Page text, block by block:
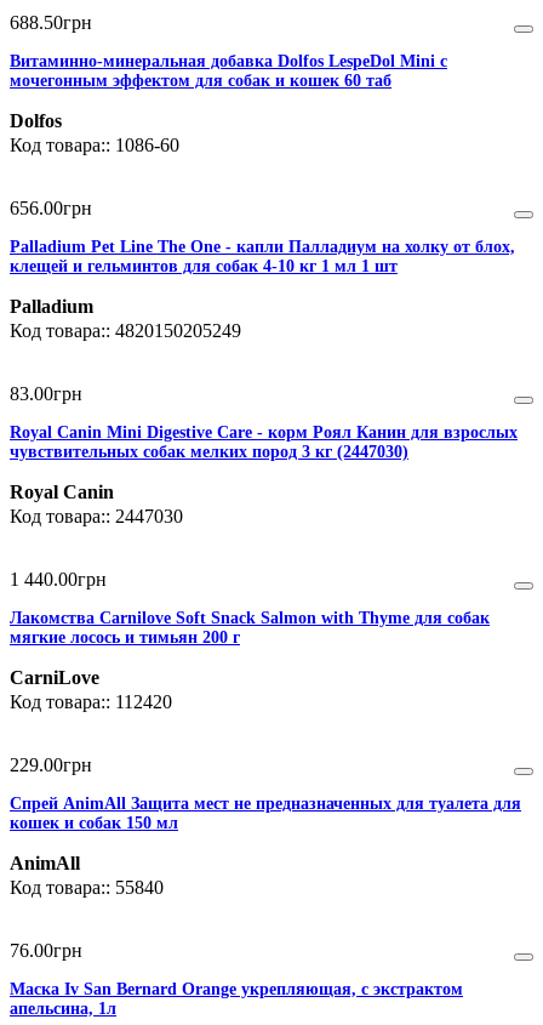
688.50грн
Витаминно-минеральная добавка Dolfos LespeDol Mini с
мочегонным эффектом для собак и кошек 60 таб
Dolfos
1086-60
656.00грн
Palladium Pet Line The One - капли Палладиум на холку от блох,
клещей и гельминтов для собак 4-10 кг 1 мл 1 шт
Palladium
4820150205249
83.00грн
Royal Canin Mini Digestive Care - корм Роял Канин для взрослых
чувствительных собак мелких пород 3 кг (2447030)
Royal Canin
2447030
1 440.00грн
Лакомства Carnilove Soft Snack Salmon with Thyme для собак
мягкие лосось и тимьян 200 г
CarniLove
112420
229.00грн
Спрей AnimAll Защита мест не предназначенных для туалета для
кошек и собак 150 мл
AnimAll
55840
76.00грн
Маска Iv San Bernard Orange укрепляющая, с экстрактом
апельсина, 1л